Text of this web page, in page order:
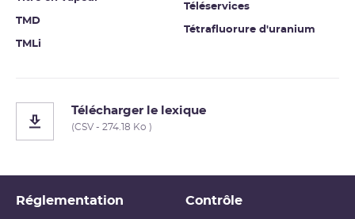
TMD
TMLi
Téléservices
Tétrafluorure d'uranium
Télécharger le lexique
(CSV - 274.18 Ko )
Réglementation Contrôle